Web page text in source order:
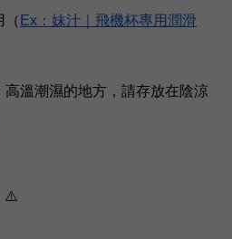
（ Ex：妹汁｜飛機杯專用潤滑
溫潮濕的地方，請存放在陰涼
⚠️